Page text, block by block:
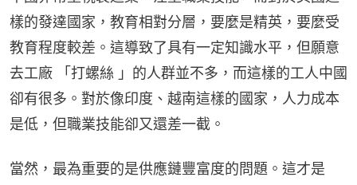
樣的發達國家，教育相對分層，要麼是精英，要麼受
教育程度較差。這導致了具有一定知識水平，但願意
去工廠 「打螺絲 」的人群並不多，而這樣的工人中國
卻有很多。對於像印度、越南這樣的國家，人力成本
是低，但職業技能卻又還差一截。
當然，最為重要的是供應鏈豐富度的問題。這才是